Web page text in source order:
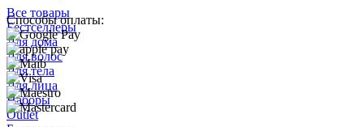
Все товары
Бестселлеры
Для дома
Для волос
Для тела
Для лица
Наборы
Outlet
Способы оплаты: